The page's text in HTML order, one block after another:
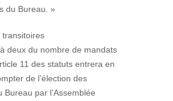
du Bureau. »
transitoires
deux du nombre de mandats
11 des statuts entrera en
de l’élection des
Bureau par l’Assemblée